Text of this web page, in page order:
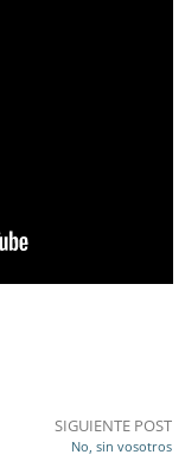
SIGUIENTE POST
No, sin vosotros